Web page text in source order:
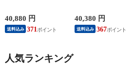
収納 食器棚 収納 キ
ッチン 飾り棚 完成
品 キッチンキャビネ
れ ）
40,880 円
送料込み 371
ー 作業台 家電ラッ
ク 収納 可動棚 お掃
除ロボット対応 食器
40,380 円
送料込み 367
人気ランキング